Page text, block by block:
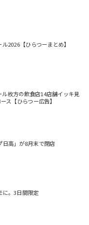
2026【ひらつーまとめ】
ル枚方の飲食店14店舗イッキ見
ス【ひらつー広告】
日高」が8月末で閉店
に。3日間限定